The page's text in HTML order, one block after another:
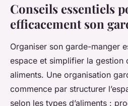
Conseils essentiels
efficacement son
Organiser son garde-manger
espace et simplifier la gestion
aliments. Une organisation
commence par structurer
selon les types d’aliments :